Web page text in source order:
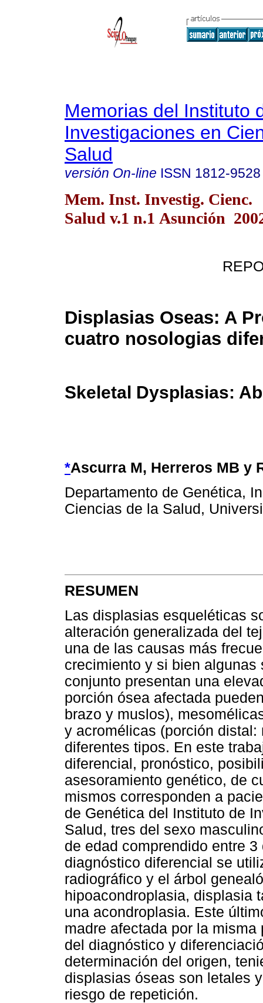
Memorias del Instituto
Investigaciones en
Salud
versión On-line ISSN 1812-9528
Mem. Inst. Investig. Cienc.
Salud v.1 n.1 Asunción
Displasias Oseas: A
cuatro nosologias
Skeletal Dysplasias:
*Ascurra M, Herreros MB y
Departamento de Genética,
Ciencias de la Salud,
RESUMEN
Las displasias esqueléticas
alteración generalizada del
una de las causas más
crecimiento y si bien
conjunto presentan una
porción ósea afectada
brazo y muslos),
y acromélicas (porción
diferentes tipos. En este
diferencial, pronóstico,
asesoramiento genético, de
mismos corresponden a
de Genética del Instituto de
Salud, tres del sexo
de edad comprendido entre
diagnóstico diferencial se
radiográfico y el árbol
hipoacondroplasia, displasia
una acondroplasia. Este
madre afectada por la
del diagnóstico y
determinación del origen,
displasias óseas son letales
riesgo de repetición.